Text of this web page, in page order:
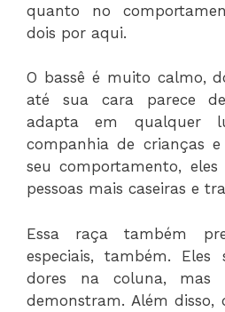
quanto no
dois por aqui.
O bassê é muito calmo,
até sua cara parece
adapta em qualquer
companhia de crianças
seu comportamento,
pessoas mais caseiras e
Essa raça também
especiais, também.
dores na coluna, mas
demonstram. Além disso,